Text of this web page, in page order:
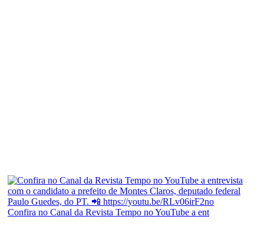
Confira no Canal da Revista Tempo no YouTube a ent